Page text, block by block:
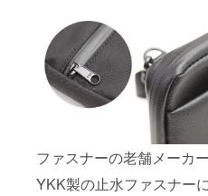
ファスナーの老舗メーカー
YKK製の止水ファスナー